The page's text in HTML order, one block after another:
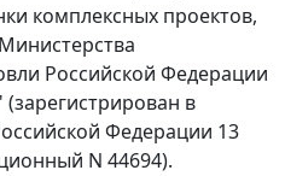
комплексных проектов,
Российской Федерации
(зарегистрирован в
Федерации 13
N 44694).